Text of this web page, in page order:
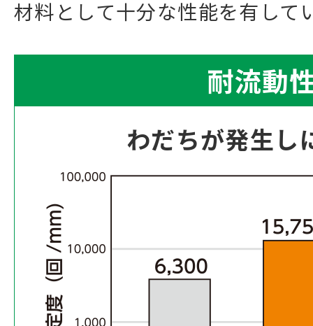
材料として十分な性能を有して
耐流動
わだちが発生し